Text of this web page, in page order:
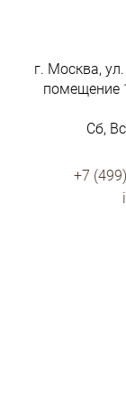
г. Москва,
помещение
Сб,
+7